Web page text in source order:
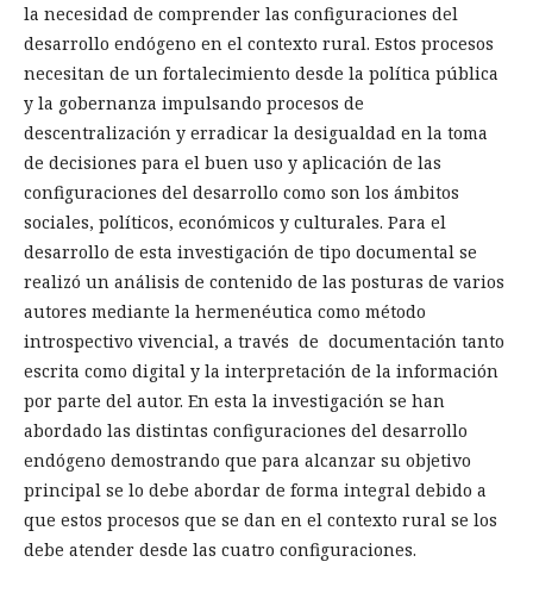
la necesidad de comprender las configuraciones del
desarrollo endógeno en el contexto rural. Estos procesos
necesitan de un fortalecimiento desde la política pública
y la gobernanza impulsando procesos de
descentralización y erradicar la desigualdad en la toma
de decisiones para el buen uso y aplicación de las
configuraciones del desarrollo como son los ámbitos
sociales, políticos, económicos y culturales. Para el
desarrollo de esta investigación de tipo documental se
realizó un análisis de contenido de las posturas de varios
autores mediante la hermenéutica como método
introspectivo vivencial, a través de documentación tanto
escrita como digital y la interpretación de la información
por parte del autor. En esta la investigación se han
abordado las distintas configuraciones del desarrollo
endógeno demostrando que para alcanzar su objetivo
principal se lo debe abordar de forma integral debido a
que estos procesos que se dan en el contexto rural se los
debe atender desde las cuatro configuraciones.